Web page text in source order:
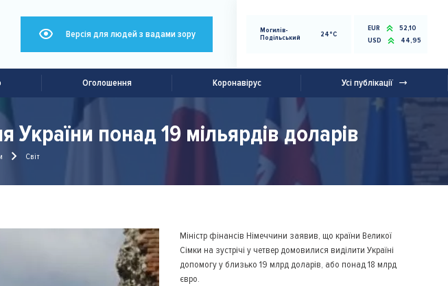
Версія для людей з вадами зору
Могилів-
Подільський
24°C
EUR
52,10
USD
44,95
Оголошення Коронавірус Усі публікації
України понад 19 мільярдів доларів
Світ
Міністр фінансів Німеччини заявив, що країни Великої
Сімки на зустрічі у четвер домовилися виділити Україні
допомогу у близько 19 млрд доларів, або понад 18 млрд
євро.